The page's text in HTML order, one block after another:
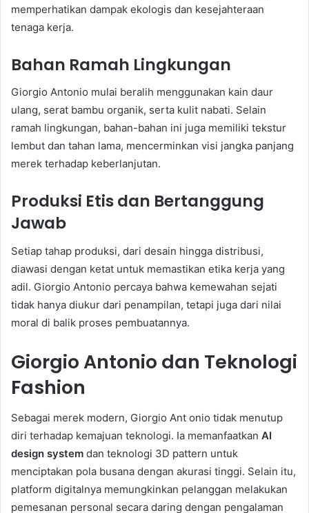
memperhatikan dampak ekologis dan kesejahteraan
tenaga kerja.
Bahan Ramah Lingkungan
Giorgio Antonio mulai beralih menggunakan kain daur
ulang, serat bambu organik, serta kulit nabati. Selain
ramah lingkungan, bahan-bahan ini juga memiliki tekstur
lembut dan tahan lama, mencerminkan visi jangka panjang
merek terhadap keberlanjutan.
Produksi Etis dan Bertanggung
Jawab
Setiap tahap produksi, dari desain hingga distribusi,
diawasi dengan ketat untuk memastikan etika kerja yang
adil. Giorgio Antonio percaya bahwa kemewahan sejati
tidak hanya diukur dari penampilan, tetapi juga dari nilai
moral di balik proses pembuatannya.
Giorgio Antonio dan Teknologi
Fashion
Sebagai merek modern, Giorgio Ant onio tidak menutup
diri terhadap kemajuan teknologi. Ia memanfaatkan AI
design system dan teknologi 3D pattern untuk
menciptakan pola busana dengan akurasi tinggi. Selain itu,
platform digitalnya memungkinkan pelanggan melakukan
pemesanan personal secara daring dengan pengalaman